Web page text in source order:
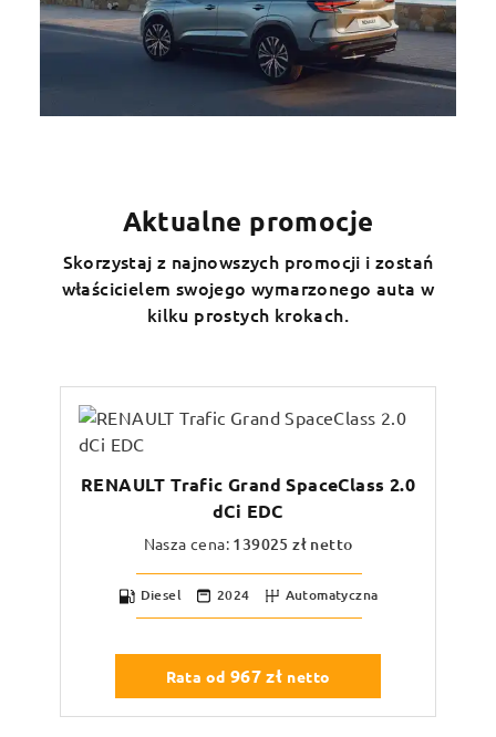
Aktualne promocje
Skorzystaj z najnowszych promocji i zostań
właścicielem swojego wymarzonego auta w
kilku prostych krokach.
RENAULT Trafic Grand SpaceClass 2.0
dCi EDC
Nasza cena: 139025 zł netto
Diesel 2024 Automatyczna
Rata od 967zł netto